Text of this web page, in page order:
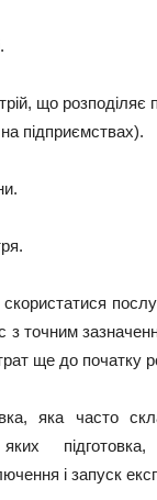
що розподіляє
підприємствах).
з точним
ще до початку
яка часто
і запуск